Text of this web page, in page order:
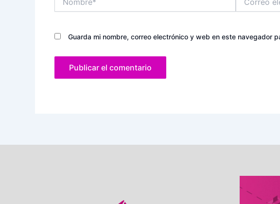
electrónico*
Guarda mi nombre, correo electrónico y web en este navegador